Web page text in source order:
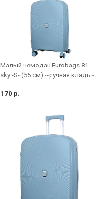
Малый чемодан Eurobags 81
sky -S- (55 см) ~ручная кладь~
170 р.